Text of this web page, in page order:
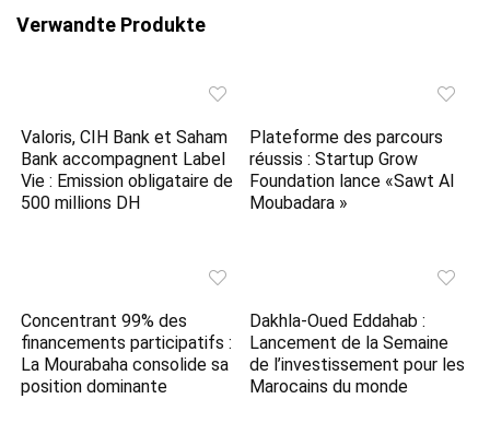
Verwandte Produkte
Valoris, CIH Bank et Saham
Bank accompagnent Label
Vie : Emission obligataire de
500 millions DH
Plateforme des parcours
réussis : Startup Grow
Foundation lance «Sawt Al
Moubadara »
Concentrant 99% des
financements participatifs :
La Mourabaha consolide sa
position dominante
Dakhla-Oued Eddahab :
Lancement de la Semaine
de l’investissement pour les
Marocains du monde